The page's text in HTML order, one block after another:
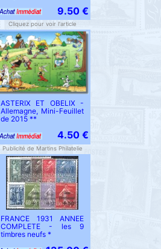
9.50 €
Cliquez pour voir l'article
ASTERIX ET OBELIX -
Allemagne, Mini-Feuillet
de 2015 **
4.50 €
Publicité de Martins Philatelie
FRANCE 1931 ANNEE
COMPLETE - les 9
timbres neufs *